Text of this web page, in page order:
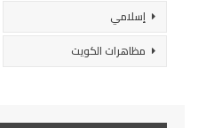
إسلامي
مظاهرات الكويت